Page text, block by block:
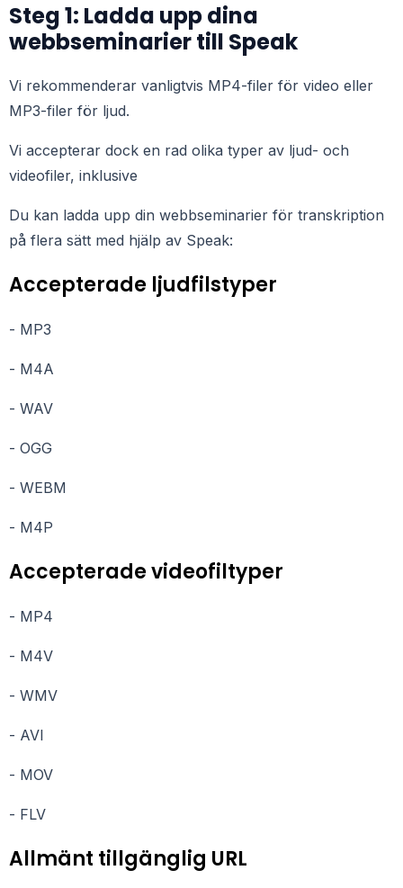
Steg 1: Ladda upp dina
webbseminarier till Speak
Vi rekommenderar vanligtvis MP4-filer för video eller
MP3-filer för ljud.
Vi accepterar dock en rad olika typer av ljud- och
videofiler, inklusive
Du kan ladda upp din webbseminarier för transkription
på flera sätt med hjälp av Speak:
Accepterade ljudfilstyper
- MP3
- M4A
- WAV
- OGG
- WEBM
- M4P
Accepterade videofiltyper
- MP4
- M4V
- WMV
- AVI
- MOV
- FLV
Allmänt tillgänglig URL